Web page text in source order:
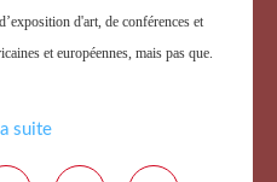
d'art, de conférences et
et européennes, mais pas que.
suite